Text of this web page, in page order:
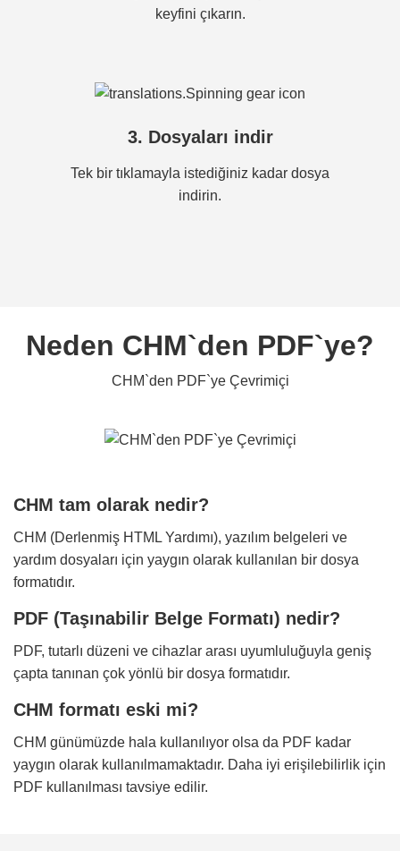
keyfini çıkarın.
3. Dosyaları indir
Tek bir tıklamayla istediğiniz kadar dosya
indirin.
Neden CHM`den PDF`ye?
CHM`den PDF`ye Çevrimiçi
CHM tam olarak nedir?
CHM (Derlenmiş HTML Yardımı), yazılım belgeleri ve
yardım dosyaları için yaygın olarak kullanılan bir dosya
formatıdır.
PDF (Taşınabilir Belge Formatı) nedir?
PDF, tutarlı düzeni ve cihazlar arası uyumluluğuyla geniş
çapta tanınan çok yönlü bir dosya formatıdır.
CHM formatı eski mi?
CHM günümüzde hala kullanılıyor olsa da PDF kadar
yaygın olarak kullanılmamaktadır. Daha iyi erişilebilirlik için
PDF kullanılması tavsiye edilir.